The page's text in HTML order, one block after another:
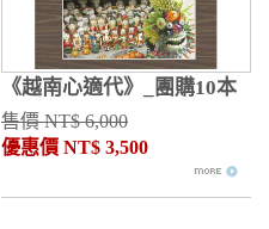
《越南心適代》_團購10本
售價 NT$ 6,000
優惠價 NT$ 3,500